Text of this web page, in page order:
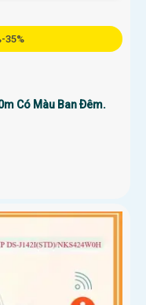
35%
Có Màu Ban Ðêm.